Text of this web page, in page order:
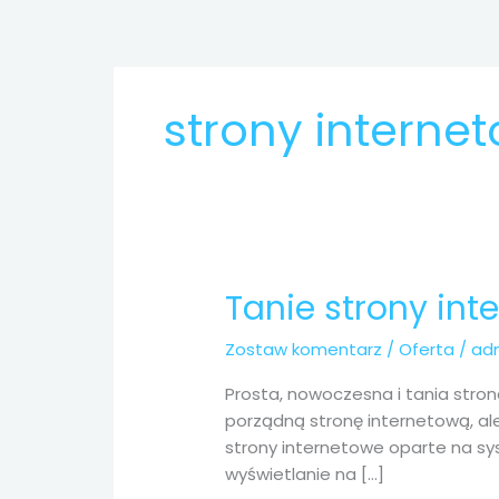
strony
Tanie strony
Zostaw komentarz /Oferta /
Prosta, nowoczesna i tania
porządną stronę internetową,
strony internetowe oparte na
wyświetlanie na […]
Tanie
strony
internetowe
Ruda